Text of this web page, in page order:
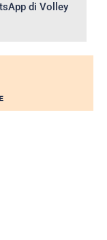
di Volley